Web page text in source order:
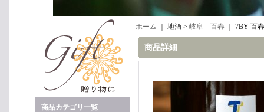
商品カテゴリ一覧
ホーム ｜ 地酒 > 岐阜 百春 7BY 百
商品詳細